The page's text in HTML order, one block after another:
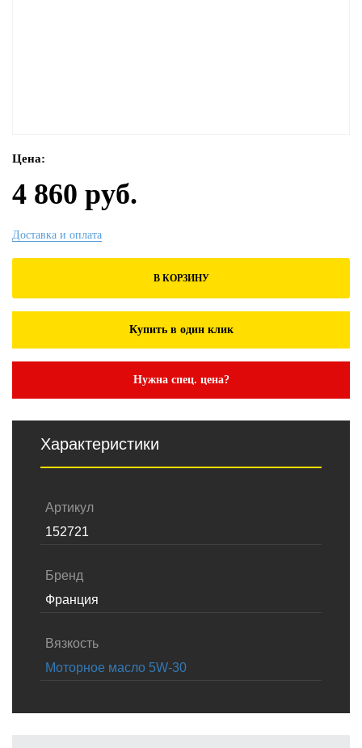
Цена:
4 860 руб.
Доставка и оплата
В КОРЗИНУ
Купить в один клик
Нужна спец. цена?
Характеристики
Артикул
152721
Бренд
Франция
Вязкость
Моторное масло 5W-30